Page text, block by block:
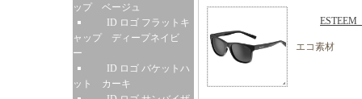
ップ ベージュ
ID ロゴ フラットキ
ャップ ディープネイビ
ー
ID ロゴ バケットハ
ット カーキ
エコ素材